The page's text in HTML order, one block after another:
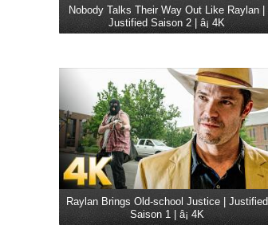
Nobody Talks Their Way Out Like Raylan |
Justified Saison 2 | â¡ 4K
Raylan Brings Old-school Justice | Justified
Saison 1 | â¡ 4K